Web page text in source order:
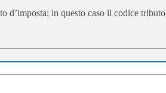
d’imposta; in questo caso il codice